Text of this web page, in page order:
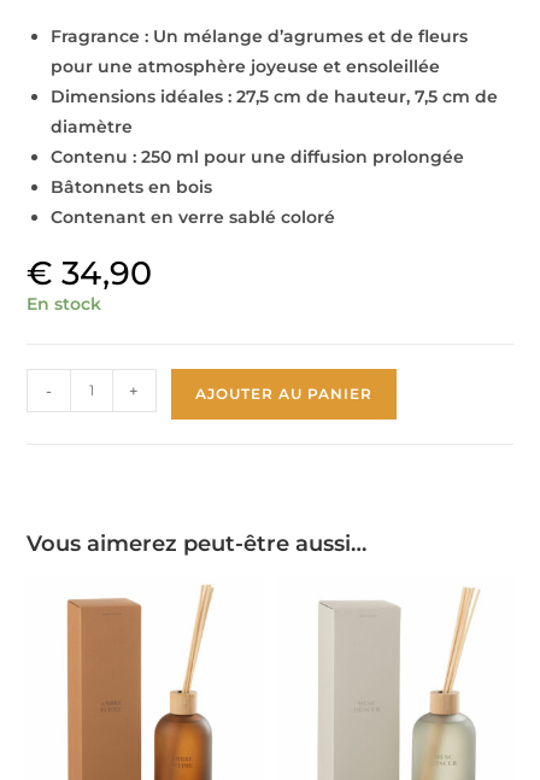
Fragrance : Un mélange d’agrumes et de fleurs
pour une atmosphère joyeuse et ensoleillée
Dimensions idéales : 27,5 cm de hauteur, 7,5 cm de
diamètre
Contenu : 250 ml pour une diffusion prolongée
Bâtonnets en bois
Contenant en verre sablé coloré
€ 34,90
En stock
- + AJOUTER AU PANIER
Vous aimerez peut-être aussi…